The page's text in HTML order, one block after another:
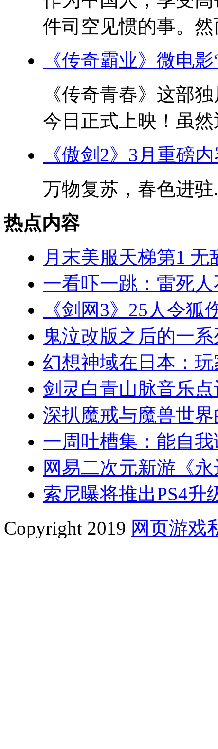
件司空见惯的事。
《传奇霸业》微电
《传奇青春》这部
今日正式上映！虽
《傲剑2》3月重磅
万物复苏，春色进驻
热点内容
月末美服天梯第1 无
一看吓一跳：雷死
《剑网3》25人令狐
鬼泣改版之后的一
幻想神域在日本：
剑灵白青山脉音乐
深扒魔戒与魔兽世
一周吐槽集：能自
网易二次元新游《
索尼曝将推出PS4升
Copyright 2019 网页游戏